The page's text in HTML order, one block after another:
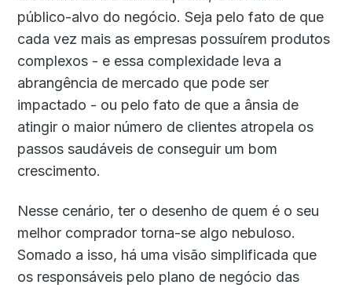
público-alvo do negócio. Seja pelo fato de que
cada vez mais as empresas possuírem produtos
complexos - e essa complexidade leva a
abrangência de mercado que pode ser
impactado - ou pelo fato de que a ânsia de
atingir o maior número de clientes atropela os
passos saudáveis de conseguir um bom
crescimento.
Nesse cenário, ter o desenho de quem é o seu
melhor comprador torna-se algo nebuloso.
Somado a isso, há uma visão simplificada que
os responsáveis pelo plano de negócio das